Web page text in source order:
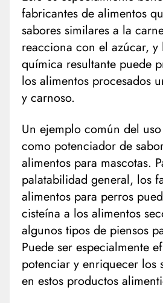
fabricantes de alimentos
sabores similares a la
reacciona con el azúcar, y
química resultante puede
los alimentos procesados
y carnoso.
Un ejemplo común del
como potenciador de
alimentos para mascotas.
palatabilidad general, los
alimentos para perros
cisteína a los alimentos
algunos tipos de piensos
Puede ser especialmente
potenciar y enriquecer los
en estos productos